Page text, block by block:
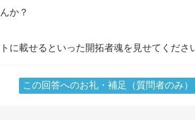
か？
に載せるといった開拓者魂を見せてくださ
この回答へのお礼・補足（質問者のみ）